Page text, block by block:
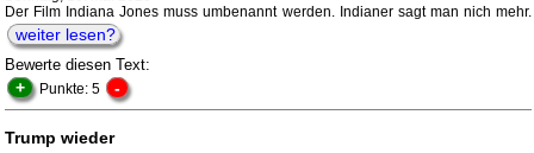
Der Film Indiana Jones muss umbenannt werden. Indianer sagt man nich mehr.
weiter lesen?
Bewerte diesen Text:
+ Punkte: 5 -
Trump wieder